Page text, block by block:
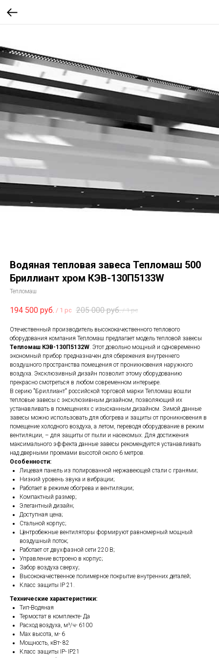
Водяная тепловая завеса Тепломаш 500
Бриллиант хром КЭВ-130П5133W
Тепломаш
194 500 руб. / 1 pc 205 000 руб. / 1 pc
Отечественный производитель высококачественного теплового
оборудования компания Тепломаш предлагает модель тепловой завесы
Тепломаш КЭВ-130П5132W. Этот довольно мощный и одновременно
экономный прибор предназначен для сбережения внутреннего
воздушного пространства помещения от проникновения наружного
воздуха. Эксклюзивный дизайн позволит этому оборудованию
прекрасно смотреться в любом современном интерьере.
В серию "Бриллиант" российской торговой марки Тепломаш вошли
тепловые завесы с эксклюзивным дизайном, позволяющий их
устанавливать в помещениях с изысканным дизайном. Зимой данные
завесы можно использовать для обогрева и защиты от проникновения в
помещение холодного воздуха, а летом, переводя оборудование в режим
вентиляции, – для защиты от пыли и насекомых. Для достижения
максимального эффекта данные завесы рекомендуется устанавливать
над дверными проемами высотой около 6 метров.
Особенности:
Лицевая панель из полированной нержавеющей стали с гранями;
Низкий уровень звука и вибрации;
Работает в режиме обогрева и вентиляции;
Компактный размер;
Элегантный дизайн;
Доступная цена;
Стальной корпус;
Центробежные вентиляторы формируют равномерный мощный
воздушный поток;
Работает от двухфазной сети 220 В;
Управление встроено в корпус;
Забор воздуха сверху;
Высококачественное полимерное покрытие внутренних деталей;
Класс защиты IP 21.
Технические характеристики:
Тип-Водяная
Термостат в комплекте- Да
Расход воздуха, м³/ч- 6100
Max высота, м- 6
Мощность, кВт- 82
Класс защиты IP- IP21